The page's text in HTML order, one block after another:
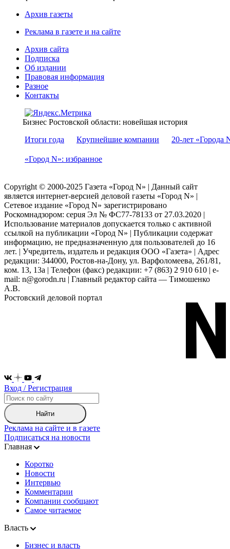
Архив газеты
Реклама в газете и на сайте
Архив сайта
Подписка
Об издании
Правовая информация
Разное
Контакты
Бизнес Ростовской области: новейшая история
Итоги года
Крупнейшие компании 20-лет «Города
«Город N»: избранное
Copyright © 2000-2025 Газета «Город N» | Данный сайт
является интернет-версией деловой газеты «Город N» |
Сетевое издание «Город N» зарегистрировано
Роскомнадзором: серuя Эл № ФС77-78133 от 27.03.2020 |
Использование материалов допускается только с активной
ссылкой на публикации «Город N» | Публикации содержат
информацию, не предназначенную для пользователей до 16
лет. | Учредитель, издатель и редакция ООО «Газета» | Адрес
редакции: 344000, Ростов-на-Дону, ул. Варфоломеева, 261/81,
ком. 13, 13а | Телефон (факс) редакции: +7 (863) 2 910 610 | e-
mail: n@gorodn.ru | Главный редактор сайта — Тимошенко
А.В.
Ростовский деловой портал
Вход / Регистрация
Найти
Реклама на сайте и в газете
Подписаться на новости
Главная
Коротко
Новости
Интервью
Комментарии
Компании сообщают
Самое читаемое
Власть
Бизнес и власть